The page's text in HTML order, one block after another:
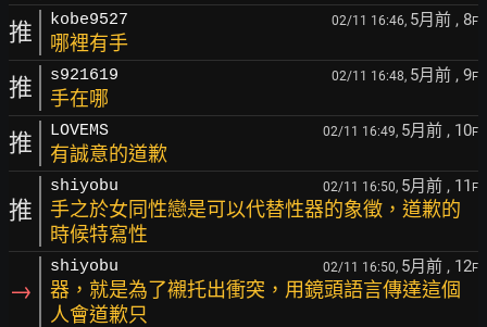
推 kobe9527 02/11 16:46, 5月前 , 8F
哪裡有手
推 s921619 02/11 16:48, 5月前 , 9F
手在哪
推 LOVEMS 02/11 16:49, 5月前 , 10F
有誠意的道歉
推
shiyobu 02/11 16:50, 5月前 , 11 F
手之於女同性戀是可以代替性器的象徵，道歉的
時候特寫性
→
shiyobu 02/11 16:50, 5月前 , 12F
器，就是為了襯托出衝突，用鏡頭語言傳達這個
人會道歉只